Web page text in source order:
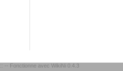
:: -- Fonctionne avec WikiNi 0.4.3